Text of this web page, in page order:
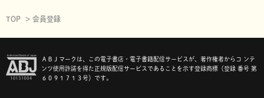
TOP 会員登録
ＡＢＪマークは、この電子書店・電子書籍配信サービスが、著作権者からコ ンテ
ンツ使用許諾を得た正規版配信サービスであることを示す登録商標（登録 番号 第
６０９１７１３号）です。